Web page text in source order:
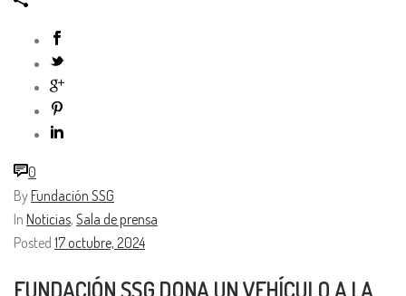
0
By Fundación SSG
In Noticias, Sala de prensa
Posted 17 octubre, 2024
FUNDACIÓN SSG DONA UN VEHÍCULO A LA